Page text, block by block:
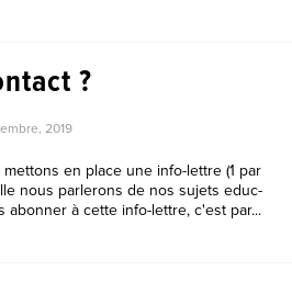
?
2019
en place une info-lettre (1 par
nous parlerons de nos sujets educ-
abonner à cette info-lettre, c'est par...